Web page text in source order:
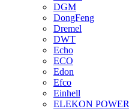
DGM
DongFeng
Dremel
DWT
Echo
ECO
Edon
Efco
Einhell
ELEKON POWER